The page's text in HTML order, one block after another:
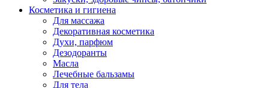
Косметика и гигиена
Для массажа
Декоративная косметика
Духи, парфюм
Дезодоранты
Масла
Лечебные бальзамы
Для тела